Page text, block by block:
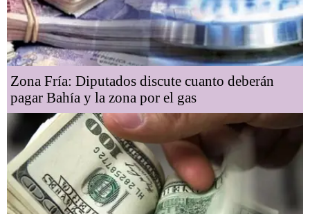
Zona Fría: Diputados discute cuanto deberán
pagar Bahía y la zona por el gas